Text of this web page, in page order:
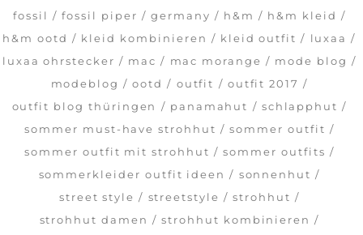
fossil
fossil piper germany h&m
h&m kleid
h&m ootd
kleid kombinieren kleid outfit
luxaa
luxaa ohrstecker
mac mac morange
mode blog
modeblog
ootd outfit
outfit 2017
outfit blog thüringen
panamahut
schlapphut
sommer must-have strohhut
sommer outfit
sommer outfit mit strohhut
sommer outfits
sommerkleider outfit ideen
sonnenhut
street style
streetstyle
strohhut
strohhut damen
strohhut kombinieren